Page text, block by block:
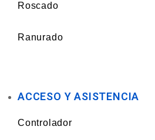
Roscado
Ranurado
ACCESO Y ASISTENCIA
Controlador